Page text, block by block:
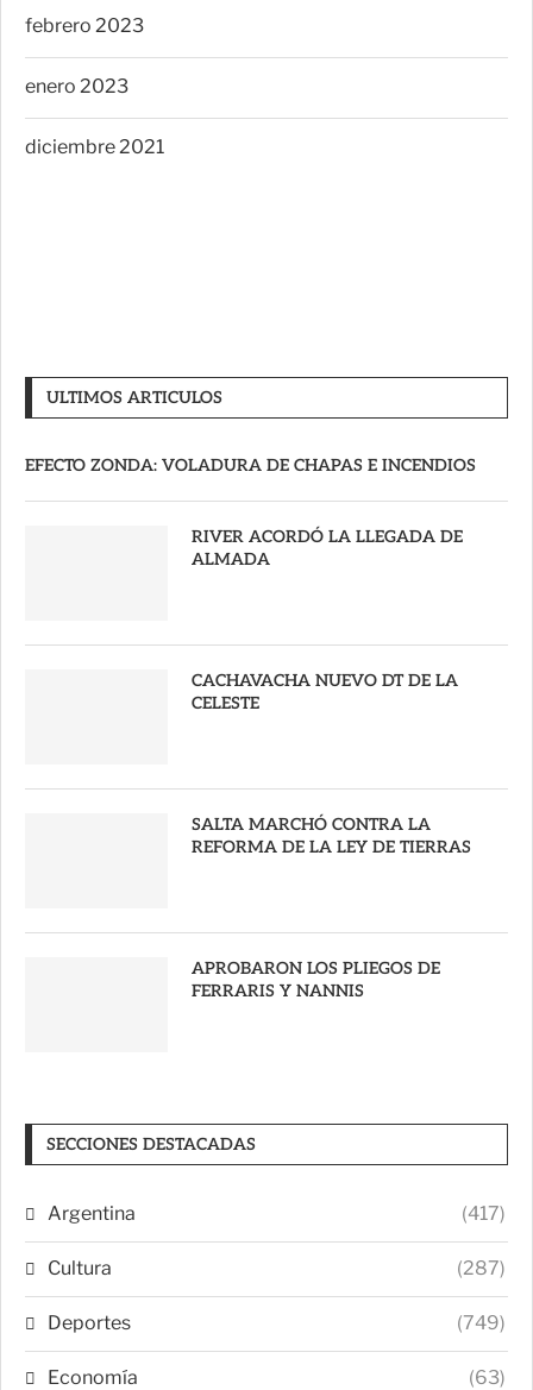
febrero 2023
enero 2023
diciembre 2021
ULTIMOS ARTICULOS
EFECTO ZONDA: VOLADURA DE CHAPAS E INCENDIOS
RIVER ACORDÓ LA LLEGADA DE
ALMADA
CACHAVACHA NUEVO DT DE LA
CELESTE
SALTA MARCHÓ CONTRA LA
REFORMA DE LA LEY DE TIERRAS
APROBARON LOS PLIEGOS DE
FERRARIS Y NANNIS
SECCIONES DESTACADAS
Argentina (417)
Cultura (287)
Deportes (749)
Economía (63)